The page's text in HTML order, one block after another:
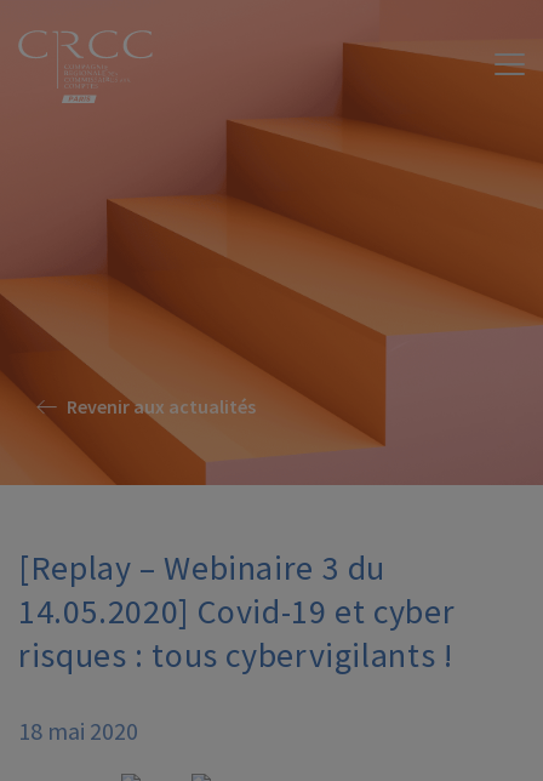
Revenir aux actualités
[Replay – Webinaire 3 du
14.05.2020] Covid-19 et cyber
risques : tous cybervigilants !
18 mai 2020